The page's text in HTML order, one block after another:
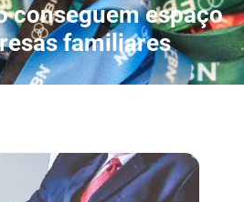
conseguem espaço
familiares